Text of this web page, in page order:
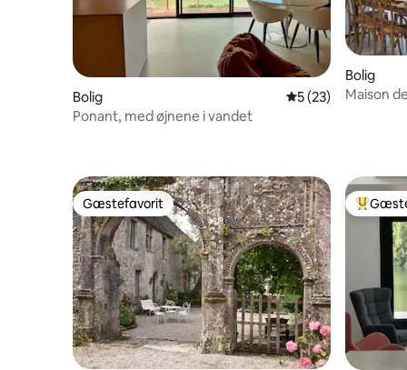
Bolig 5 ud af 5 i
5 (23)
Ponant, med øjnene i vandet
Bolig
Maison
Gæstefavorit
Gæstefavorit Bedste